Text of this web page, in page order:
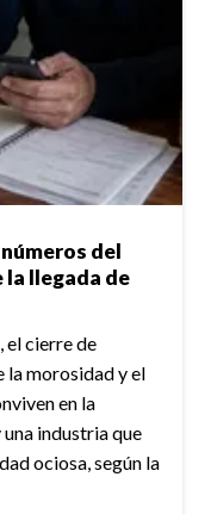
del
llegada de
el cierre de
la morosidad y el
en la
industria que
ociosa, según la